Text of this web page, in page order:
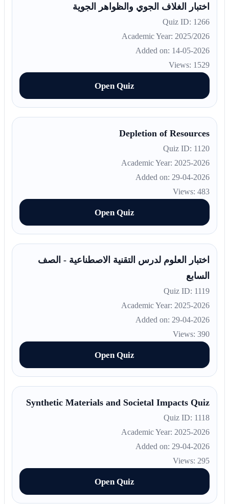
اختبار الغلاف الجوي والظواهر الجوية
Quiz ID: 1266
Academic Year: 2025/2026
Added on: 14-05-2026
Views: 1529
Open Quiz
Depletion of Resources
Quiz ID: 1120
Academic Year: 2025-2026
Added on: 29-04-2026
Views: 483
Open Quiz
اختبار العلوم لدرس التقنية الاصطناعية - الصف
السابع
Quiz ID: 1119
Academic Year: 2025-2026
Added on: 29-04-2026
Views: 390
Open Quiz
Synthetic Materials and Societal Impacts Quiz
Quiz ID: 1118
Academic Year: 2025-2026
Added on: 29-04-2026
Views: 295
Open Quiz